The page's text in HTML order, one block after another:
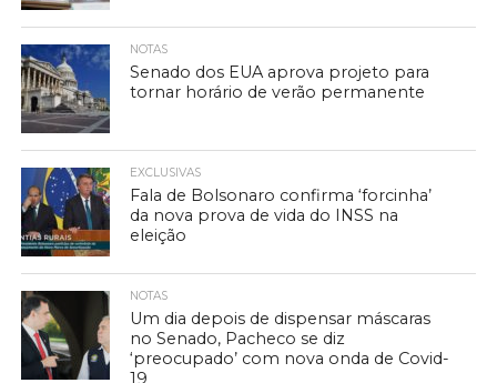
NOTAS
Senado dos EUA aprova projeto para
tornar horário de verão permanente
EXCLUSIVAS
Fala de Bolsonaro confirma ‘forcinha’
da nova prova de vida do INSS na
eleição
NOTAS
Um dia depois de dispensar máscaras
no Senado, Pacheco se diz
‘preocupado’ com nova onda de Covid-
19